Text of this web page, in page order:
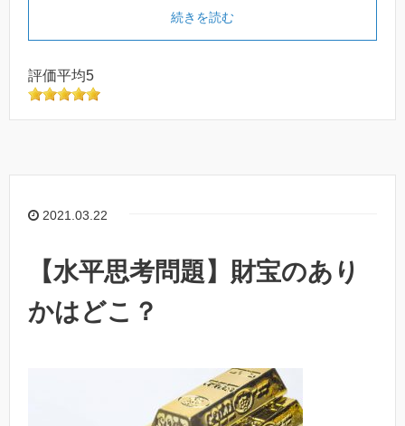
続きを読む
評価平均5
2021.03.22
【水平思考問題】財宝のあり
かはどこ？